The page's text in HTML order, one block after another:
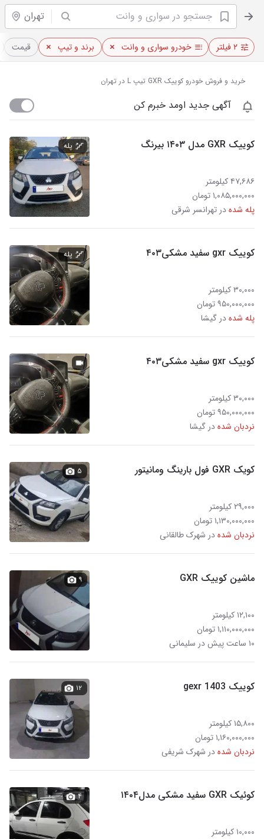
تهران
۲ فیلتر خودرو سواری و وانت برند و تیپ قیمت
خرید و فروش خودرو کوییک GXR تیپ L در تهران
آگهی جدید اومد خبرم کن
کوییک GXR مدل ۱۴۰۳ بیرنگ
۴۷,۶۸۶ کیلومتر
۱,۰۸۵,۰۰۰,۰۰۰ تومان
پله شدهدر تهرانسر شرقی
پله
کوییک gxr سفید مشکی۴۰۳
۳۰,۰۰۰ کیلومتر
۹۵۰,۰۰۰,۰۰۰ تومان
پله شدهدر گیشا
پله
کوییک gxr سفید مشکی۴۰۳
۳۰,۰۰۰ کیلومتر
۹۵۰,۰۰۰,۰۰۰ تومان
نردبان شدهدر گیشا
کویک GXR فول بارینگ ومانیتور
۲۹,۰۰۰ کیلومتر
۱,۱۳۰,۰۰۰,۰۰۰ تومان
نردبان شدهدر شهرک طالقانی
۵
ماشین کوییک GXR
۱۲,۱۰۰ کیلومتر
۱,۱۱۰,۰۰۰,۰۰۰ تومان
۱۰ ساعت پیش در سلیمانی
۹
کوییک gexr 1403
۱۵,۸۰۰ کیلومتر
۱,۱۶۰,۰۰۰,۰۰۰ تومان
نردبان شدهدر شهرک شریفی
۱۲
کوئیک GXR سفید مشکی مدل۱۴۰۴
۱۰,۰۰۰ کیلومتر
۴